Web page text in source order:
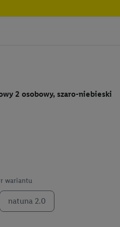
2 osobowy, szaro-niebieski
wariantu
natuna 2.0